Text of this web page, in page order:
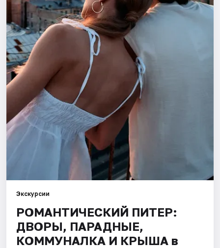
Города
Площадки
Артисты
Рейтинги
Экскурсии
РОМАНТИЧЕСКИЙ ПИТЕР:
ДВОРЫ, ПАРАДНЫЕ,
КОММУНАЛКА И КРЫША в